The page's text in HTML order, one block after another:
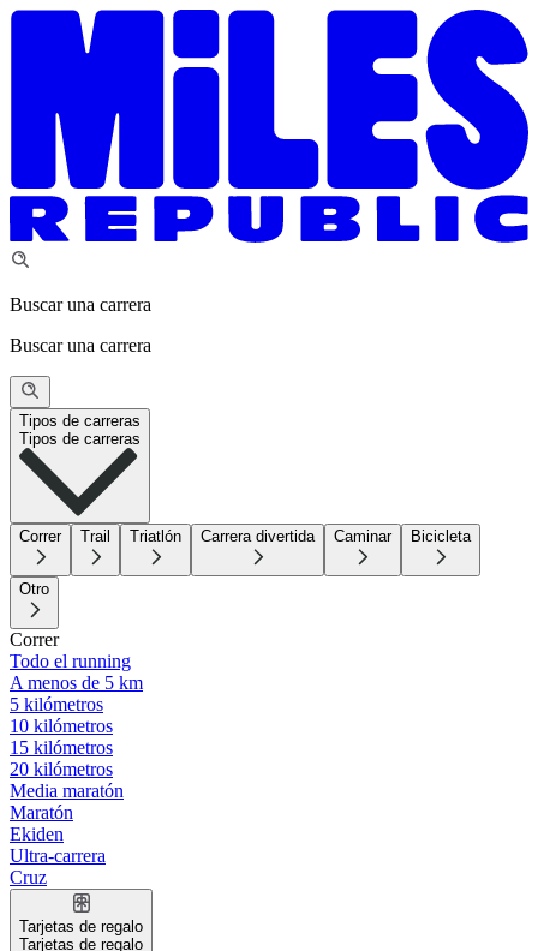
Buscar una carrera
Buscar una carrera
Tipos de carreras
Tipos de carreras
Correr Trail Triatlón Carrera divertida Caminar Bicicleta
Otro
Correr
Todo el running
A menos de 5 km
5 kilómetros
10 kilómetros
15 kilómetros
20 kilómetros
Media maratón
Maratón
Ekiden
Ultra-carrera
Cruz
Tarjetas de regalo
Tarjetas de regalo